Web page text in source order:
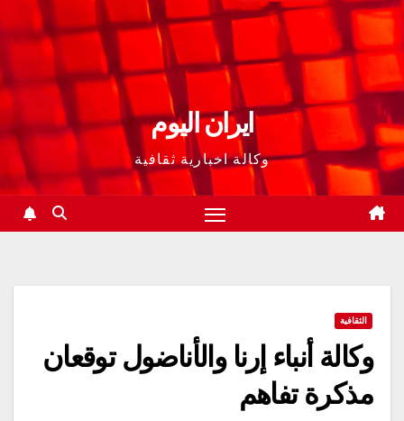
ايران اليوم
وكالة اخبارية ثقافية
الثقافية
وكالة أنباء إرنا والأناضول توقعان
مذكرة تفاهم